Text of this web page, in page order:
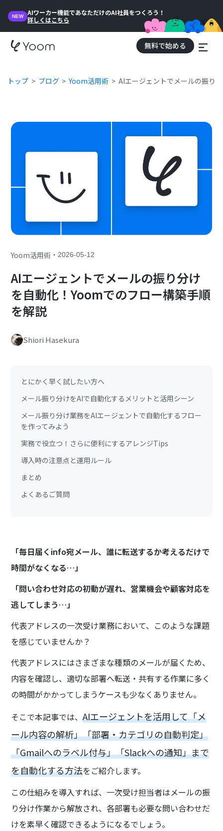
NEW
AIワーカー機能であなただけのAI社員をつくろう！
詳しくはこちら
無料で始める
トップ ブログ Yoom活用術 AIエージェントでメールの振り
Yoom活用術 ・2026-05-12
AIエージェントでメールの振り分け
を自動化！Yoomでのフロー構築手順
を解説
Shiori Hasekura
とにかく早く試したい方へ
メール振り分けをAIで自動化するメリットと活用シーン
メール振り分け業務をAIエージェントで自動化するフロー
を作ってみよう
実務で役立つ！さらに便利にするアレンジTips
導入時の注意点と運用ルール
まとめ
よくあるご質問
「毎日届くinfo宛メール、誰に転送するか考えるだけで
時間がなくなる…」
「問い合わせ対応の初動が遅れ、営業機会や顧客対応を
逃してしまう…」
代表アドレスの一次受け業務において、このような課題
を感じていませんか？
代表アドレスにはさまざまな種類のメールが届くため、
内容を確認し、適切な部署へ転送・共有する作業に多く
の時間がかかってしまうケースも少なくありません。
そこで本記事では、AIエージェントを活用して「メ
ール内容の解析」「部署・カテゴリの自動判定」
「Gmailへのラベル付与」「Slackへの通知」まで
を自動化する方法をご紹介します。
この仕組みを導入すれば、一次受け担当者はメールの振
り分け作業から解放され、各部署も必要な問い合わせだ
けを素早く確認できるようになるでしょう。